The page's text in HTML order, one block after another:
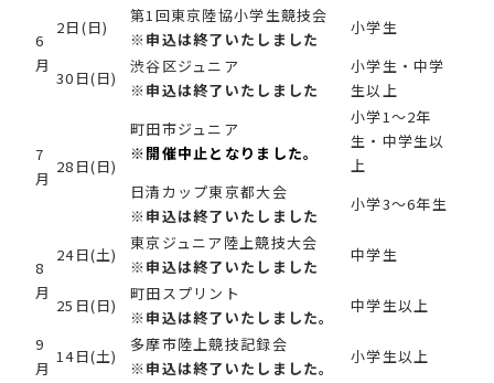
6
月
2日(日)
第1回東京陸協小学生競技会
※申込は終了いたしました
小学生
30日(日)
渋谷区ジュニア
※申込は終了いたしました
小学生・中学
生以上
7
月
28日(日)
町田市ジュニア
※開催中止となりました。
小学1～2年
生・中学生以
上
日清カップ東京都大会
※申込は終了いたしました
小学3～6年生
8
月
24日(土)
東京ジュニア陸上競技大会
※申込は終了いたしました
中学生
25日(日)
町田スプリント
※申込は終了いたしました。
中学生以上
9
月
14日(土)
多摩市陸上競技記録会
※申込は終了いたしました。
小学生以上